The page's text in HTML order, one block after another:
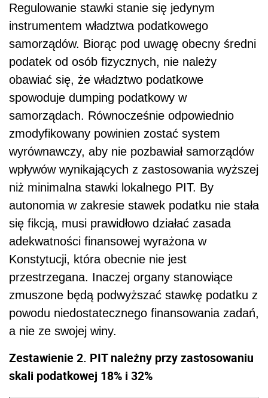
Regulowanie stawki stanie się jedynym
instrumentem władztwa podatkowego
samorządów. Biorąc pod uwagę obecny średni
podatek od osób fizycznych, nie należy
obawiać się, że władztwo podatkowe
spowoduje dumping podatkowy w
samorządach. Równocześnie odpowiednio
zmodyfikowany powinien zostać system
wyrównawczy, aby nie pozbawiał samorządów
wpływów wynikających z zastosowania wyższej
niż minimalna stawki lokalnego PIT. By
autonomia w zakresie stawek podatku nie stała
się fikcją, musi prawidłowo działać zasada
adekwatności finansowej wyrażona w
Konstytucji, która obecnie nie jest
przestrzegana. Inaczej organy stanowiące
zmuszone będą podwyższać stawkę podatku z
powodu niedostatecznego finansowania zadań,
a nie ze swojej winy.
Zestawienie 2. PIT należny przy zastosowaniu
skali podatkowej 18% i 32%